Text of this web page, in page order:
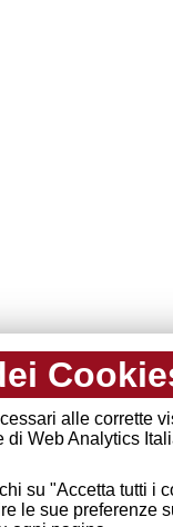
alle corrette
Web Analytics
su "Accetta tutti
le sue preferenze